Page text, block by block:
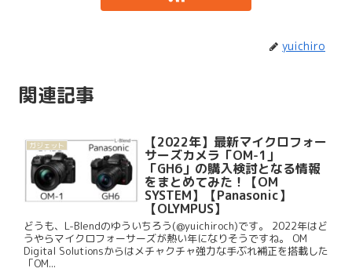
yuichiro
関連記事
ガジェット 【2022年】最新マイクロフォー
サーズカメラ「OM-1」
「GH6」の購入検討となる情報
をまとめてみた！【OM
SYSTEM】【Panasonic】
【OLYMPUS】
どうも、L-Blendのゆういちろう(@yuichiroch)です。 2022年はど
うやらマイクロフォーサーズが熱い年になりそうですね。 OM
Digital Solutionsからはメチャクチャ強力な手ぶれ補正を搭載した
「OM...